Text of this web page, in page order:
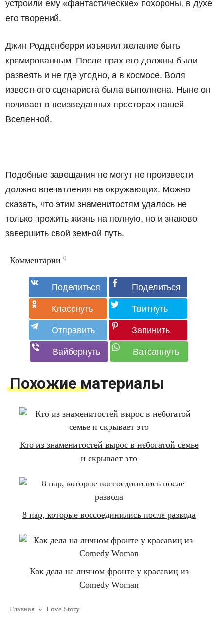
устроили ему «фантастические» похороны, в духе
его творений.
Джин Родденберри изъявил желание быть
кремированным. После прах его должны были
развеять и не где угодно, а в космосе. Воля
известного сценариста была выполнена. Ныне он
почивает в неизведанных просторах нашей
Вселенной.
Подобные завещания не могут не произвести
должно впечатления на окружающих. Можно
сказать, что этим знаменитостям удалось не
только прожить жизнь на полную, но и знаково
завершить свой земной путь.
Комментарии 0
Похожие материалы
Кто из знаменитостей вырос в небогатой семье
и скрывает это
8 пар, которые воссоединились после развода
Как дела на личном фронте у красавиц из
Comedy Woman
Главная » Love Story